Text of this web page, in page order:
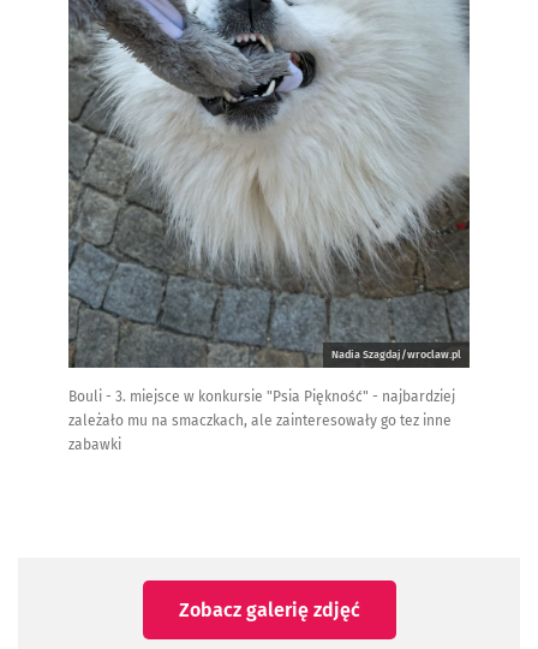
Nadia Szagdaj/wroclaw.pl
Bouli - 3. miejsce w konkursie "Psia Piękność" - najbardziej
zależało mu na smaczkach, ale zainteresowały go tez inne
zabawki
Zobacz galerię zdjęć